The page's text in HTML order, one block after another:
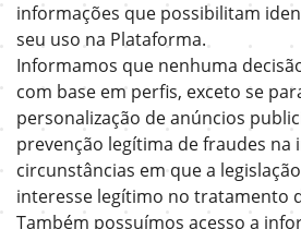
informações que possibilitam
seu uso na Plataforma.
Informamos que nenhuma
com base em perfis, exceto se
personalização de anúncios
prevenção legítima de fraudes na
circunstâncias em que a
interesse legítimo no tratamento
Também possuímos acesso a